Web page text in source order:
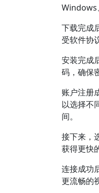
Windows
下载完成
受软件协
安装完成
码，确保
账户注册
以选择不
间。
接下来，
获得更快
连接成功
更流畅的